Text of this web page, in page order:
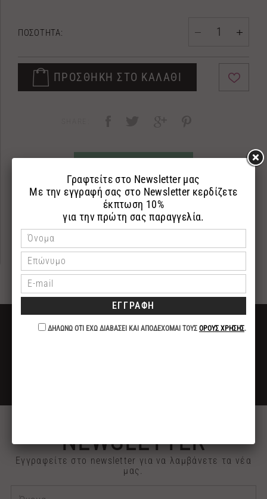
ΠΟΣΟΤΗΤΑ:
ΠΡΟΣΘΗΚΗ ΣΤΟ ΚΑΛΑΘΙ
ΠΕΡΙΓΡΑΦΗ
ΕΠΙΣΤΡΟΦΕΣ
ΠΛΗΡΩΜΗ
ΔΩΡΕΑΝ ΜΕΤΑΦΟΡΙΚΑ
ΓΙΑ ΑΓΟΡΕΣ ΑΝΩ ΤΩΝ 40€
NEWSLETTER
Εγγραφείτε στο newsletter για να λαμβάνετε τα νέα
μας.